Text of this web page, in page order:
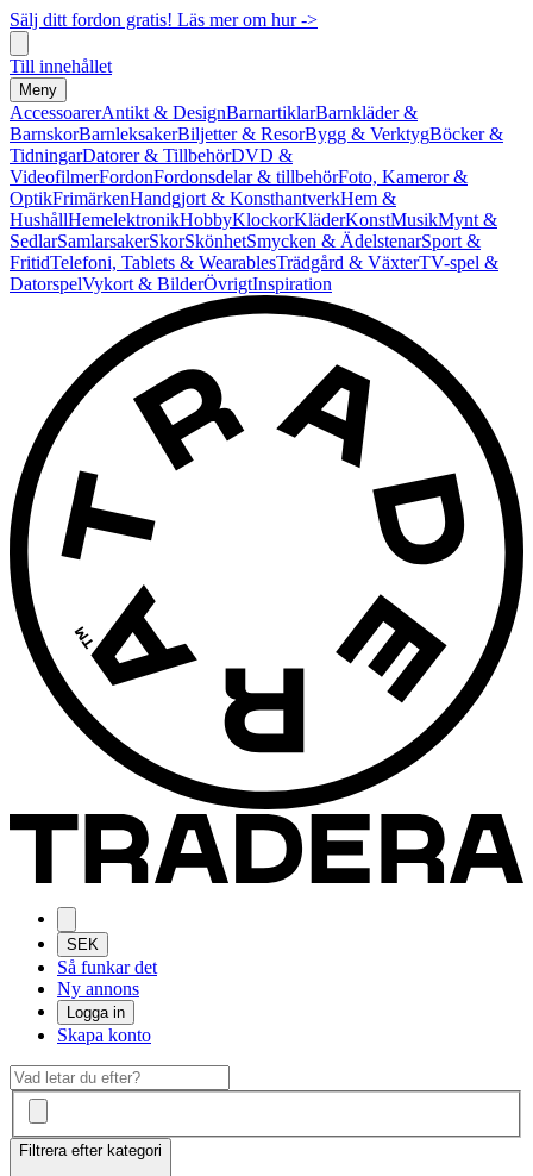
Sälj ditt fordon gratis! Läs mer om hur ->
Till innehållet
Meny
AccessoarerAntikt & DesignBarnartiklarBarnkläder &
BarnskorBarnleksakerBiljetter & ResorBygg & VerktygBöcker &
TidningarDatorer & TillbehörDVD &
VideofilmerFordonFordonsdelar & tillbehörFoto, Kameror &
OptikFrimärkenHandgjort & KonsthantverkHem &
HushållHemelektronikHobbyKlockorKläderKonstMusikMynt &
SedlarSamlarsakerSkorSkönhetSmycken & ÄdelstenarSport &
FritidTelefoni, Tablets & WearablesTrädgård & VäxterTV-spel &
DatorspelVykort & BilderÖvrigtInspiration
SEK
Så funkar det
Ny annons
Logga in
Skapa konto
Filtrera efter kategori